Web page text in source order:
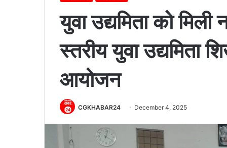
युवा उद्यमिता को
स्तरीय युवा उद्यमिता
आयोजन
CGKHABAR24 December 4, 2025